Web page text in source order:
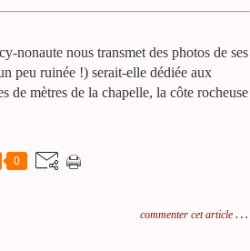
nonaute nous transmet des photos de ses
peu ruinée !) serait-elle dédiée aux
de mètres de la chapelle, la côte rocheuse
0
commenter cet article …